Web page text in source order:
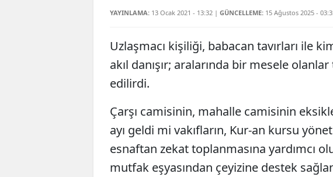
YAYINLAMA: 13 Ocak 2021 - 13:32 | GÜNCELLEME: 15 Ağustos 2025 -
Uzlaşmacı kişiliği, babacan tavırları ile
akıl danışır; aralarında bir mesele
edilirdi.
Çarşı camisinin, mahalle camisinin
ayı geldi mi vakıfların, Kur-an kursu
esnaftan zekat toplanmasına yardımcı
mutfak eşyasından çeyizine destek